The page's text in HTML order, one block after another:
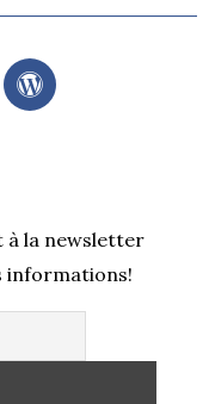
W
o
r
s
s
la newsletter
informations!